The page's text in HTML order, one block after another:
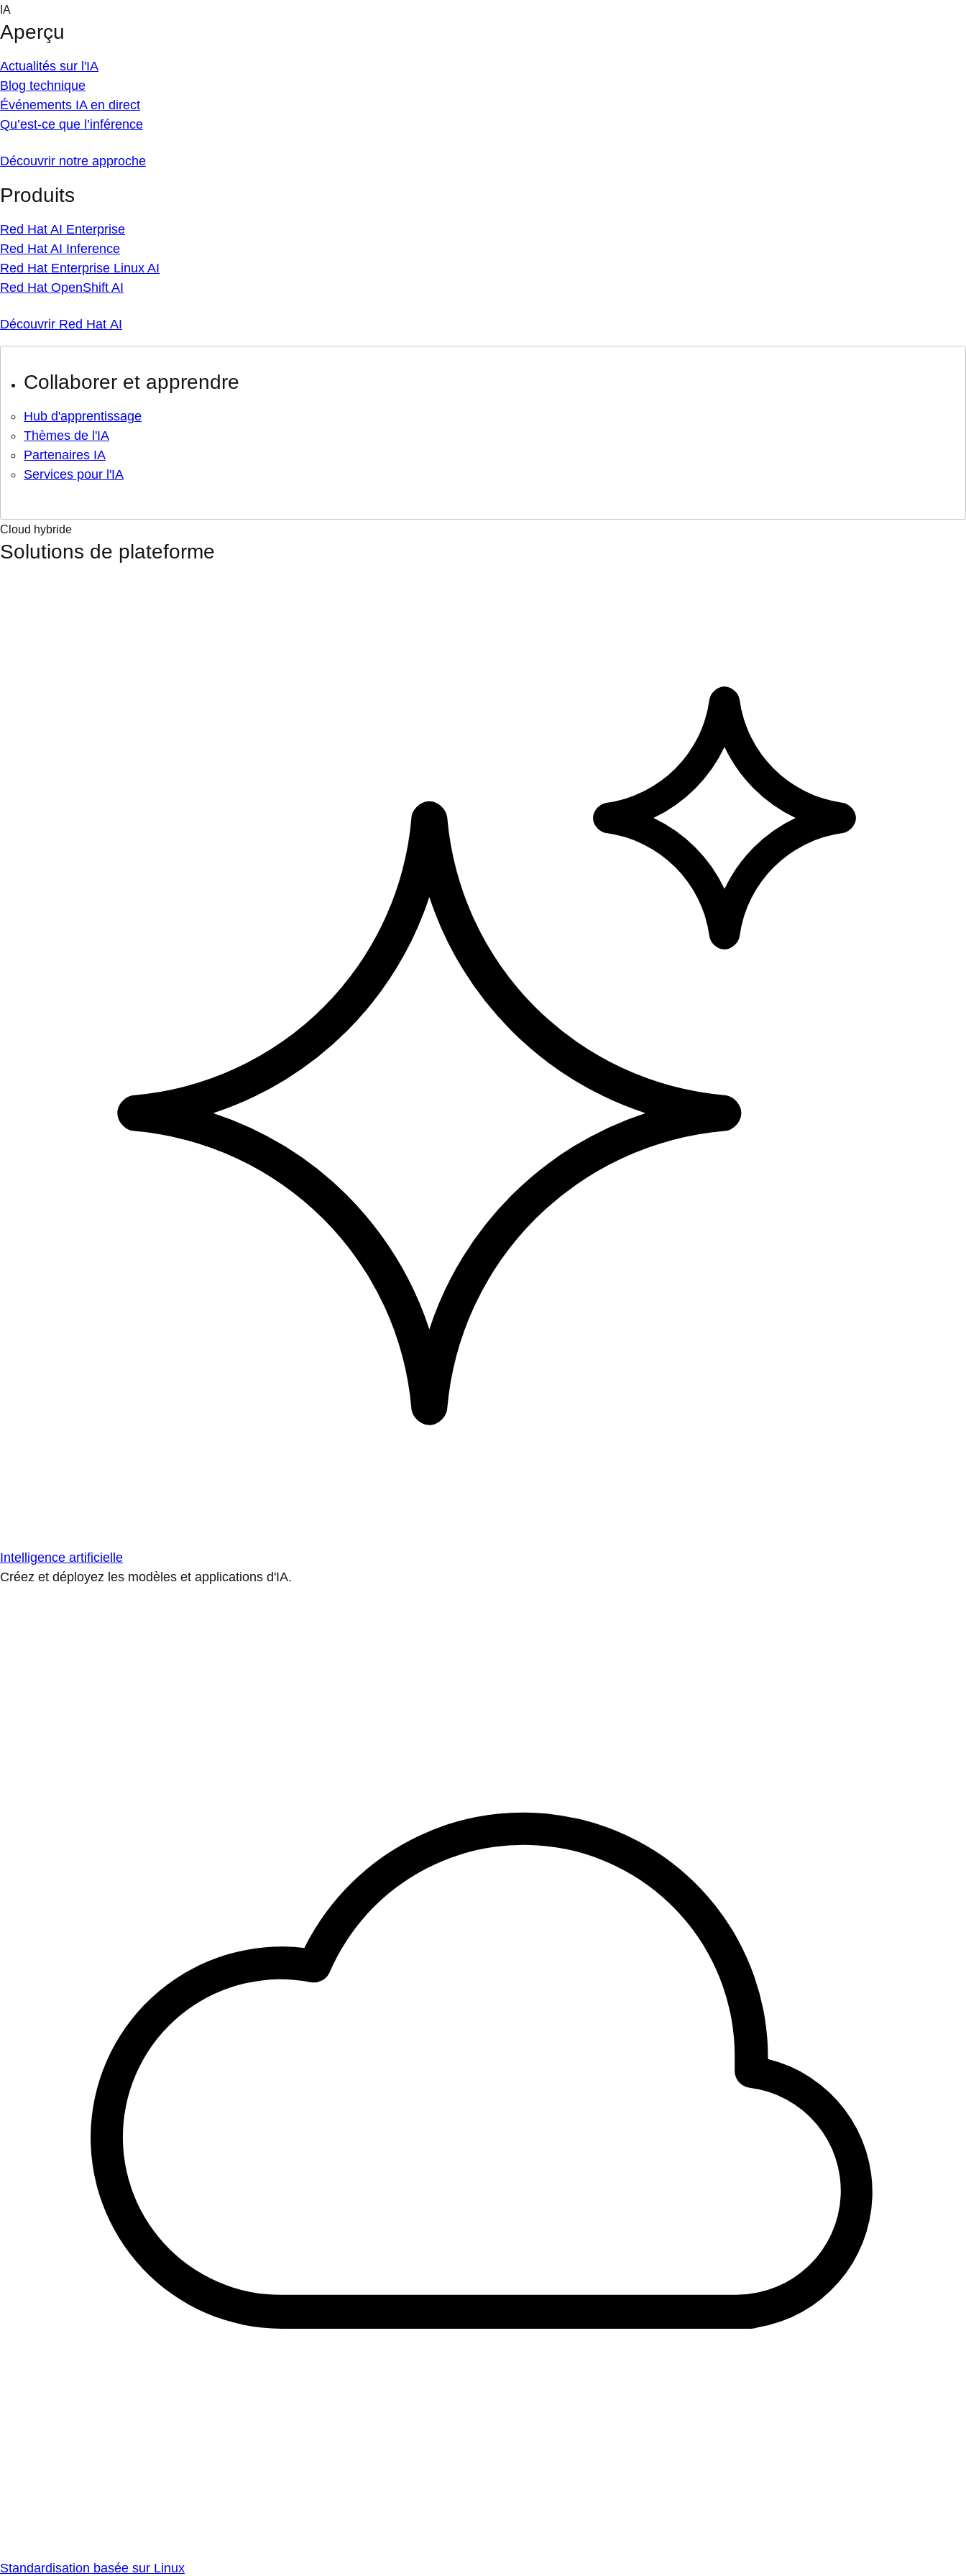
Skip
content
IA
Aperçu
Actualités sur l'IA
Blog technique
Événements IA en direct
Qu’est-ce que l’inférence
Découvrir notre approche
Produits
Red Hat AI Enterprise
Red Hat AI Inference
Red Hat Enterprise Linux AI
Red Hat OpenShift AI
Découvrir Red Hat AI
Collaborer et apprendre
Hub d'apprentissage
Thèmes de l'IA
Partenaires IA
Services pour l'IA
Cloud hybride
Solutions de plateforme
Intelligence artificielle
Créez et déployez les modèles et applications d'IA.
Standardisation basée sur Linux